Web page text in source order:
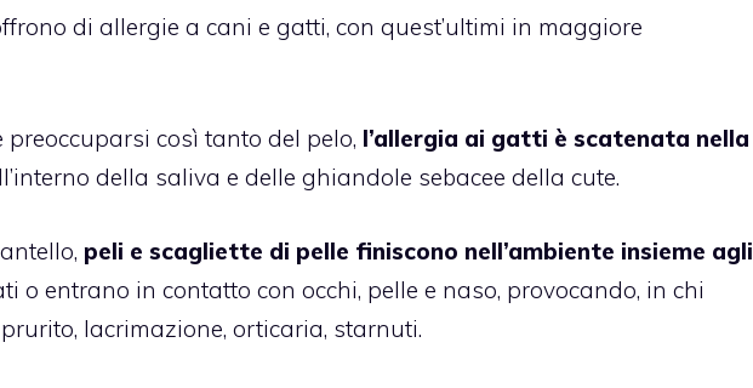
di allergie a cani e gatti, con quest’ultimi in maggiore
così tanto del pelo, l’allergia ai gatti è scatenata nella
della saliva e delle ghiandole sebacee della cute.
peli e scagliette di pelle finiscono nell’ambiente insieme agli
o entrano in contatto con occhi, pelle e naso, provocando, in chi
lacrimazione, orticaria, starnuti.